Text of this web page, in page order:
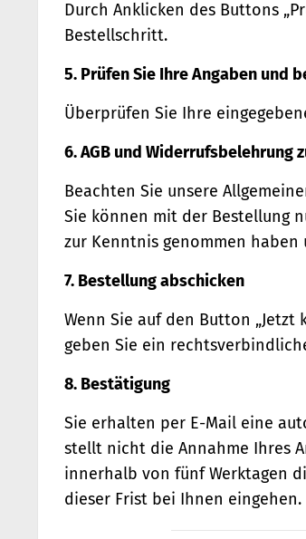
Durch Anklicken des Buttons
Bestellschritt.
5. Prüfen Sie Ihre Angaben und
Überprüfen Sie Ihre
6. AGB und Widerrufsbelehrung
Beachten Sie unsere
Sie können mit der Bestellung
zur Kenntnis genommen
7. Bestellung abschicken
Wenn Sie auf den Button
geben Sie ein
8. Bestätigung
Sie erhalten per E-Mail eine
stellt nicht die Annahme Ihres
innerhalb von fünf Werktagen
dieser Frist bei Ihnen eingehen.